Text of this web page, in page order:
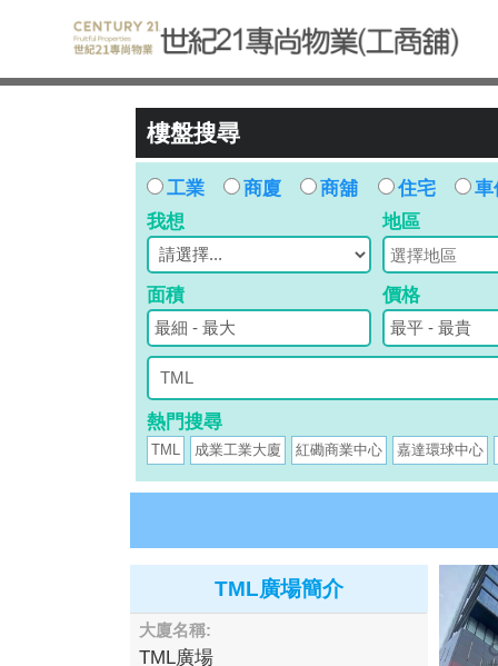
樓盤搜尋
工業 商廈 商舖 住宅
車
我想
地區
面積 價格
熱門搜尋
TML 成業工業大廈 紅磡商業中心 嘉達環球中心
TML廣場簡介
大廈名稱:
TML廣場